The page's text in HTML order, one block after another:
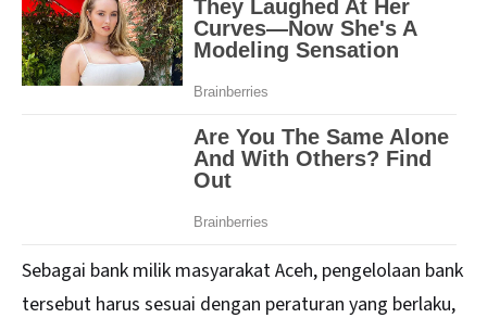
Sebagai bank milik masyarakat Aceh, pengelolaan bank
tersebut harus sesuai dengan peraturan yang berlaku,